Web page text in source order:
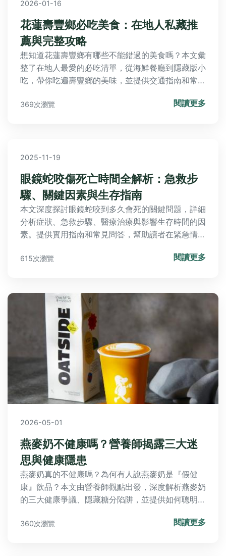
2026-01-16
花蓮壽豐鄉必吃美食：在地人私藏推
薦與完整攻略
想知道花蓮壽豐鄉有哪些不能錯過的美食嗎？本文彙
整了在地人最愛的必吃清單，從海鮮餐廳到隱藏版小
吃，帶你吃遍壽豐鄉的美味，並提供交通指南和常見
369次瀏覽 閱讀更多
2025-11-19
眼鏡蛇咬傷死亡時間全解析：急救步
驟、關鍵因素與生存指南
本文深度探討眼鏡蛇咬到多久會死的關鍵問題，詳細
分析症狀、急救步驟、醫療治療與影響生存時間的因
素。提供實用指南和常見問答，幫助讀者在緊急情況
和真實案例，確保資訊準確可靠。
615次瀏覽 閱讀更多
2026-05-01
燕麥奶不健康嗎？營養師揭露三大迷
思與健康隱患
燕麥奶真的不健康嗎？為何有人說燕麥奶是『假健
康』飲品？本文由營養師觀點出發，深度解析燕麥奶
的三大健康爭議、隱藏糖分陷阱，並提供如何聰明挑
物奶選擇。
360次瀏覽 閱讀更多